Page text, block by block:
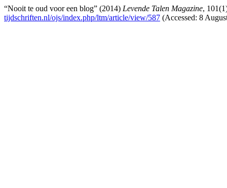
“Nooit te oud voor een blog” (2014) Levende Talen Magazine,
tijdschriften.nl/ojs/index.php/ltm/article/view/587 (Accessed: 8